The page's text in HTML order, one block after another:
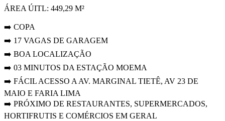
ÁREA ÚITL: 449,29 M²
➡️ COPA
➡️ 17 VAGAS DE GARAGEM
➡️ BOA LOCALIZAÇÃO
➡️ 03 MINUTOS DA ESTAÇÃO MOEMA
➡️ FÁCIL ACESSO A AV. MARGINAL TIETÊ, AV 23 DE
MAIO E FARIA LIMA
➡️ PRÓXIMO DE RESTAURANTES, SUPERMERCADOS,
HORTIFRUTIS E COMÉRCIOS EM GERAL